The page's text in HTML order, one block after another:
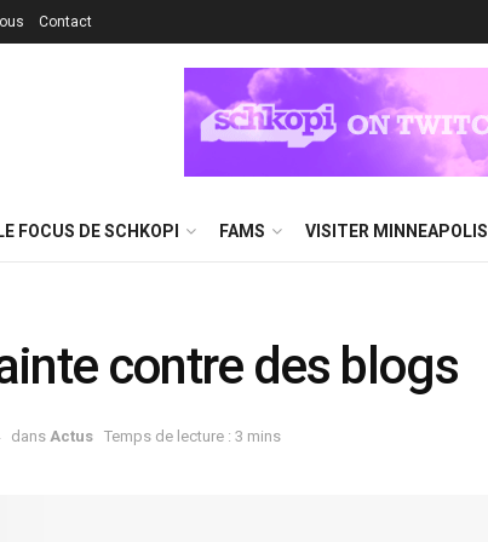
Contact
LE FOCUS DE SCHKOPI FAMS VISITER MINNEAPOLIS
contre des blogs
dans Actus Temps de lecture : 3 mins